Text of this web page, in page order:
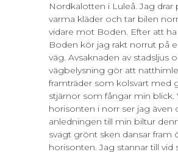
Nordkalotten i Luleå. Jag drar
varma kläder och tar bilen
vidare mot Boden. Efter att ha
Boden kör jag rakt norrut på
väg. Avsaknaden av stadsljus
vägbelysning gör att
framträder som kolsvart med
stjärnor som fångar min blick.
horisonten i norr ser jag även
anledningen till min biltur
svagt grönt sken dansar fram
horisonten. Jag stannar till vid